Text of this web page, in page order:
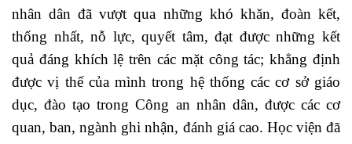
nhân dân đã vượt qua những khó khăn, đoàn kết,
thống nhất, nỗ lực, quyết tâm, đạt được những kết
quả đáng khích lệ trên các mặt công tác; khẳng định
được vị thế của mình trong hệ thống các cơ sở giáo
dục, đào tạo trong Công an nhân dân, được các cơ
quan, ban, ngành ghi nhận, đánh giá cao. Học viện đã